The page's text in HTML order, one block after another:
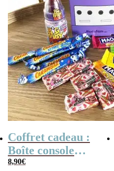
Coffret cadeau :
Boîte console
rétro remplie de
8,90€